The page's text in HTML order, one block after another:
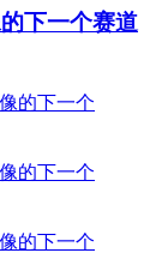
下一个赛道